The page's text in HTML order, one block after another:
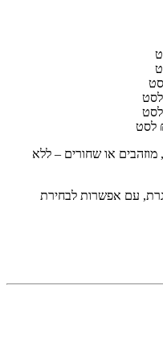
מוזהבים או שחורים – ללא
עם אפשרות לבחירת